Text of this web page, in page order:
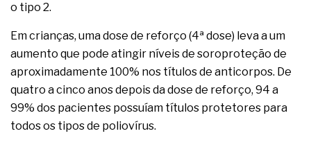
o tipo 2.
Em crianças, uma dose de reforço (4ª dose) leva a um
aumento que pode atingir níveis de soroproteção de
aproximadamente 100% nos títulos de anticorpos. De
quatro a cinco anos depois da dose de reforço, 94 a
99% dos pacientes possuíam títulos protetores para
todos os tipos de poliovírus.